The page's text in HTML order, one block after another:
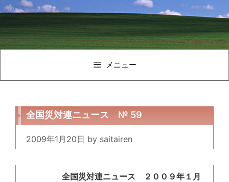
メニュー
全国災対連ニュース № 59
2009年1月20日 by saitairen
全国災対連ニュース ２００９年１月